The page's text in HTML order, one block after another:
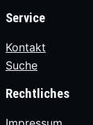
Service
Kontakt
Suche
Rechtliches